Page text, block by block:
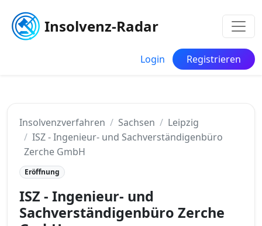
Insolvenz-Radar
Login Registrieren
Insolvenzverfahren Sachsen
Leipzig
ISZ - Ingenieur- und Sachverständigenbüro
Zerche GmbH
Eröffnung
ISZ - Ingenieur- und
Sachverständigenbüro Zerche